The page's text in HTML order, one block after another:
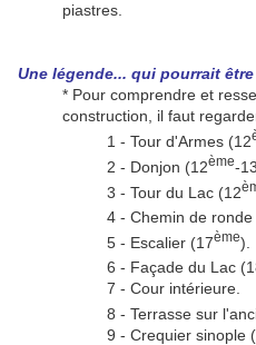
piastres.
Une légende... qui pourrait
* Pour comprendre et
construction, il faut
1 - Tour d'Armes (12
2 - Donjon (12ème-13
3 - Tour du Lac (12
4 - Chemin de
5 - Escalier (17ème).
6 - Façade du Lac
7 - Cour intérieure.
8 - Terrasse sur
9 - Crequier sinople (